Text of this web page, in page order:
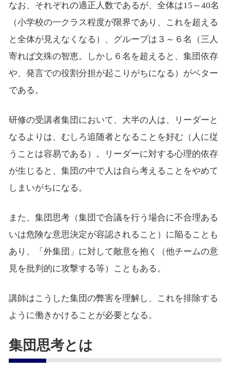
なお、それぞれの適正人数であるが、全体は15～40名
（小学校の一クラス程度が限界であり、これを超える
と全体が見えなくなる）、グループは３～６名（三人
寄れば文殊の智恵。しかし６名を超えると、集団依存
や、発言での役割分担が起こりがちになる）がベター
である。
研修の受講者集団において、大半の人は、リーダーと
なるよりは、むしろ追随者となることを好む（人に従
うことは容易である）。リーダーに対する心理的依存
が生じると、集団の中で人は自ら考えることをやめて
しまいがちになる。
また、集団思考（集団で合議を行う場合に不合理ある
いは危険な意思決定が容認されること）に陥ることも
あり、「外集団」に対して敵意を抱く（他チームの意
見を批判的に攻撃する等）こともある。
講師はこうした集団の弊害を理解し、これを排除する
ように働きかけることが必要となる。
集団思考とは